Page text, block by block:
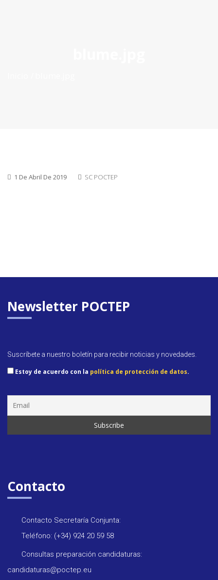
1 De Abril De 2019 SC POCTEP
Newsletter POCTEP
Suscríbete a nuestro boletín para recibir noticias y novedades.
Estoy de acuerdo con la política de protección de datos.
Contacto
Contacto Secretaría Conjunta:
Teléfono: (+34) 924 20 59 58
Consultas preparación candidaturas:
candidaturas@poctep.eu